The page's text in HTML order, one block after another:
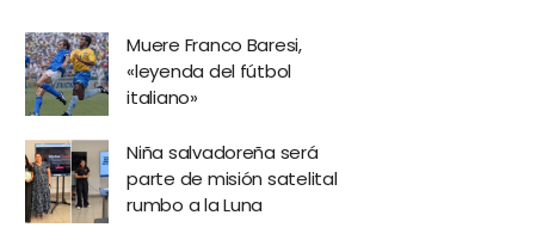
Muere Franco Baresi,
«leyenda del fútbol
italiano»
Niña salvadoreña será
parte de misión satelital
rumbo a la Luna